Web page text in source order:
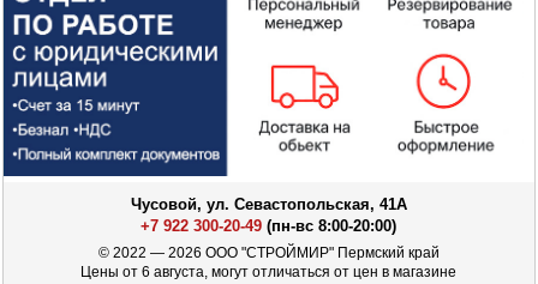
Чусовой, ул. Севастопольская, 41А
+7 922 300-20-49 (пн-вс 8:00-20:00)
© 2022 — 2026 ООО "СТРОЙМИР" Пермский край
Цены от 6 августа, могут отличаться от цен в магазине